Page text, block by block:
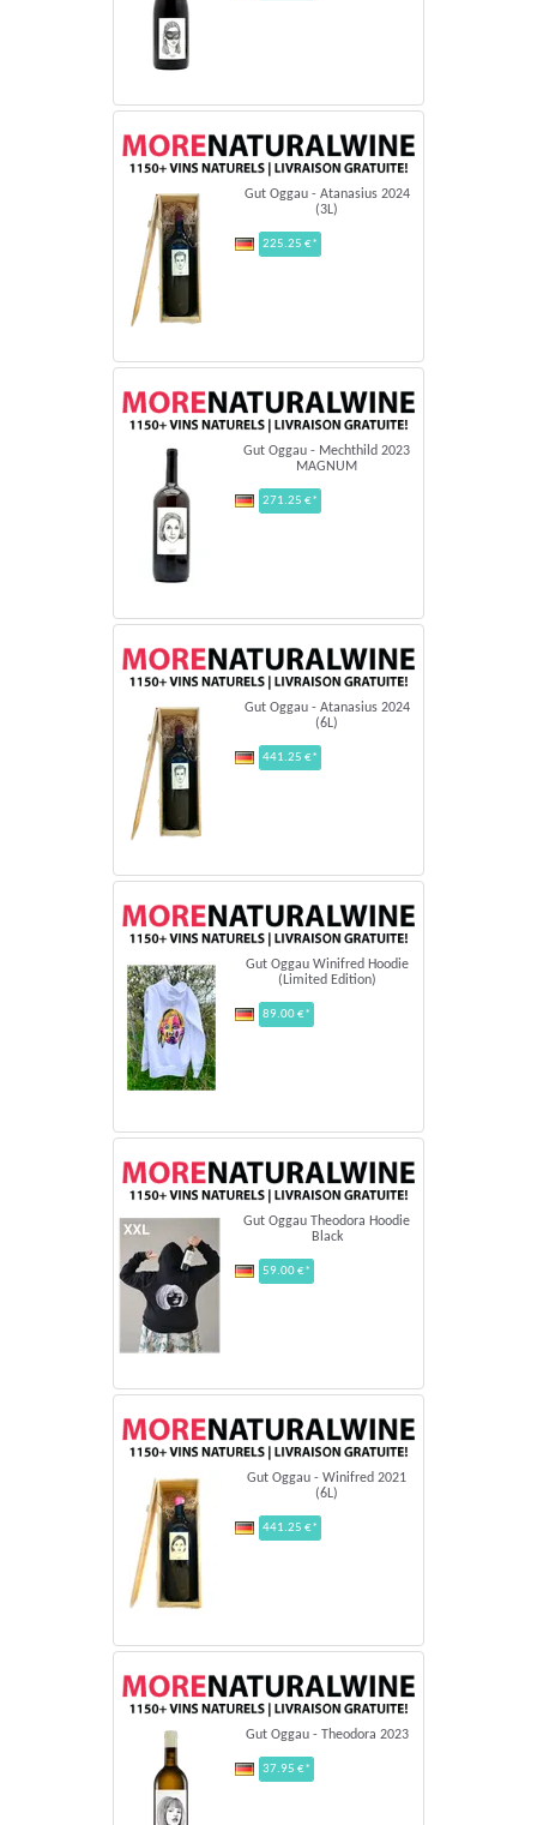
Gut Oggau - Atanasius 2024
(3L)
225.25 €*
Gut Oggau - Mechthild 2023
MAGNUM
271.25 €*
Gut Oggau - Atanasius 2024
(6L)
441.25 €*
Gut Oggau Winifred Hoodie
(Limited Edition)
89.00 €*
Gut Oggau Theodora Hoodie
Black
59.00 €*
Gut Oggau - Winifred 2021
(6L)
441.25 €*
Gut Oggau - Theodora 2023
37.95 €*